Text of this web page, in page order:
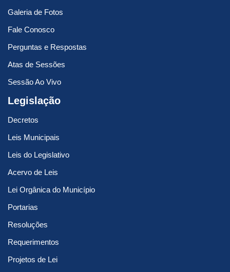
Galeria de Fotos
Fale Conosco
Perguntas e Respostas
Atas de Sessões
Sessão Ao Vivo
Legislação
Decretos
Leis Municipais
Leis do Legislativo
Acervo de Leis
Lei Orgânica do Município
Portarias
Resoluções
Requerimentos
Projetos de Lei